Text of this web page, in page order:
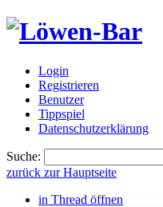
Login
Registrieren
Benutzer
Tippspiel
Datenschutzerklärung
Suche:
zurück zur Hauptseite
in Thread öffnen